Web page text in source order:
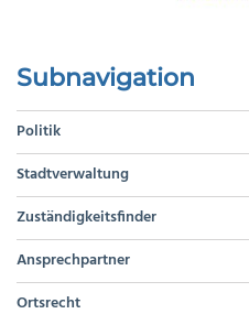
Subnavigation
Politik
Stadtverwaltung
Zuständigkeitsfinder
Ansprechpartner
Ortsrecht